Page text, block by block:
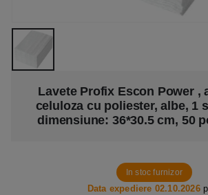
Lavete Profix Escon Power ,
celuloza cu poliester, albe, 1
dimensiune: 36*30.5 cm, 50
In stoc furnizor
Data expediere 02.10.2026